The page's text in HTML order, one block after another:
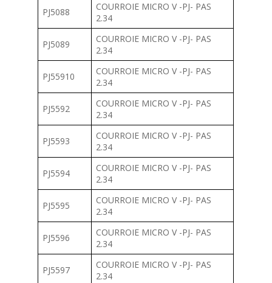
PJ5088
COURROIE MICRO V -PJ- PAS
2.34
PJ5089
COURROIE MICRO V -PJ- PAS
2.34
PJ55910
COURROIE MICRO V -PJ- PAS
2.34
PJ5592
COURROIE MICRO V -PJ- PAS
2.34
PJ5593
COURROIE MICRO V -PJ- PAS
2.34
PJ5594
COURROIE MICRO V -PJ- PAS
2.34
PJ5595
COURROIE MICRO V -PJ- PAS
2.34
PJ5596
COURROIE MICRO V -PJ- PAS
2.34
PJ5597
COURROIE MICRO V -PJ- PAS
2.34